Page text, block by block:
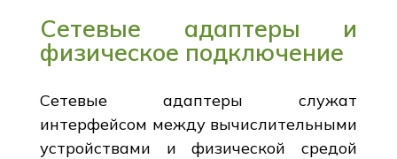
Сетевые адаптеры и
физическое подключение
Сетевые адаптеры служат
интерфейсом между вычислительными
устройствами и физической средой